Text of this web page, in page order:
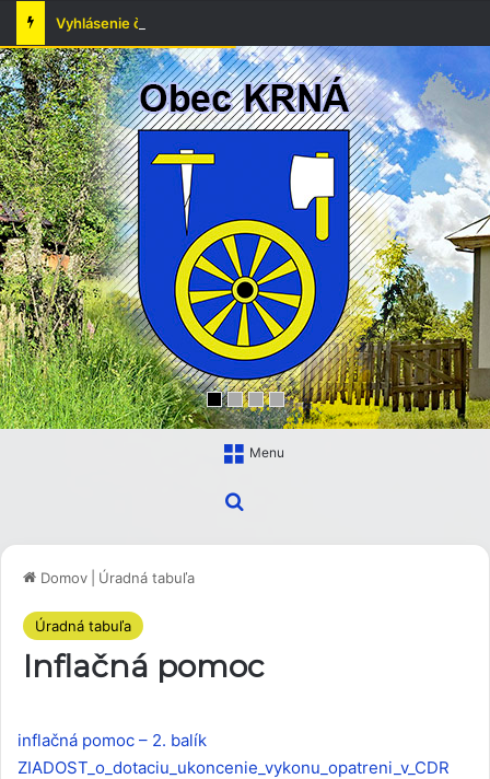
Menu
Domov Úradná tabuľa
Úradná tabuľa
Inflačná pomoc
inflačná pomoc – 2. balík
ZIADOST_o_dotaciu_ukoncenie_vykonu_opatreni_v_CDR